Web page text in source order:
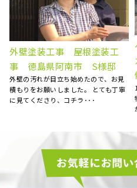
屋根塗装工事 徳島県徳島
市 A様邸
台風が多くなる前に、屋根塗装工事を
お願いしました。 近所の方から明ホー
ムプラン･･･